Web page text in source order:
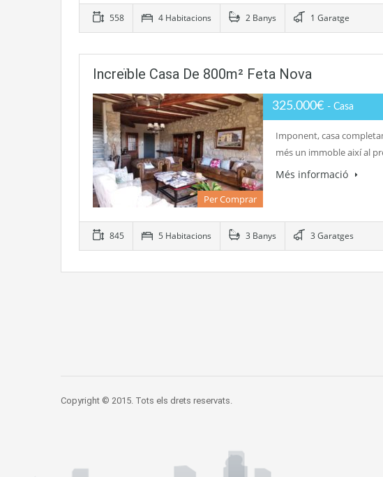
558 4 Habitacions 2 Banys 1 Garatge
Increïble Casa De 800m² Feta Nova
Per Comprar
325.000€ - Casa
Imponent, casa
més un immoble així al
Més informació
845 5 Habitacions 3 Banys 3 Garatges
Copyright © 2015. Tots els drets reservats.